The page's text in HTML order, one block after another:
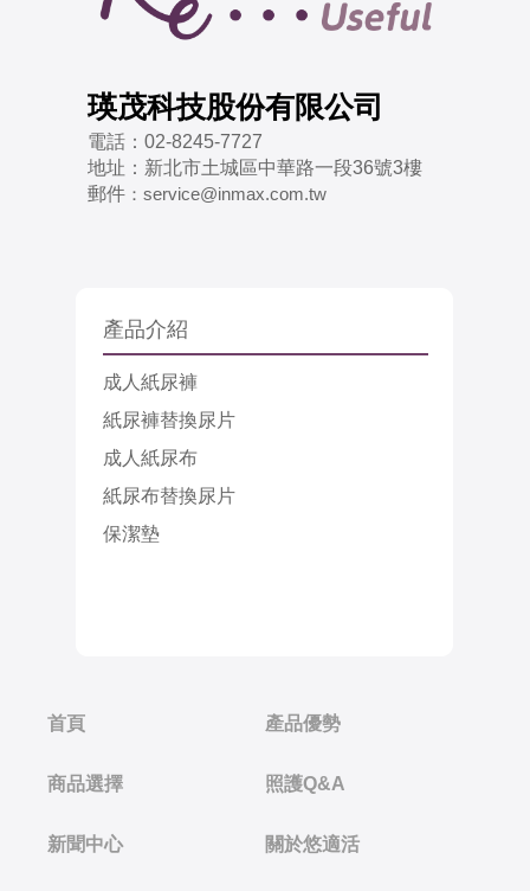
瑛茂科技股份有限公司
電話： 02-8245-7727
地址： 新北市土城區中華路一段36號3樓
郵件 ： service@inmax.com.tw
產品介紹
成人紙尿褲
紙尿褲替換尿片
成人紙尿布
紙尿布替換尿片
保潔墊
首頁 產品優勢
商品選擇 照護Q&A
新聞中心 關於悠適活